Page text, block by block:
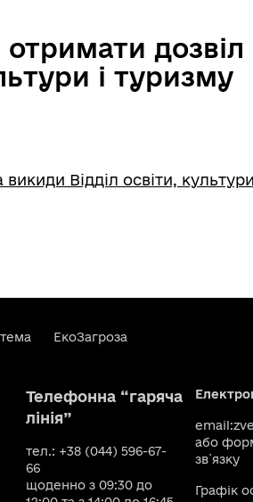
дозвіл
і туризму
Відділ освіти, культури
ЕкоЗагроза
Телефонна “гаряча
лінія”
тел.: +38 (044) 596-67-
66
щоденно з 09:30 до
email:
або
зв`язку
Графік